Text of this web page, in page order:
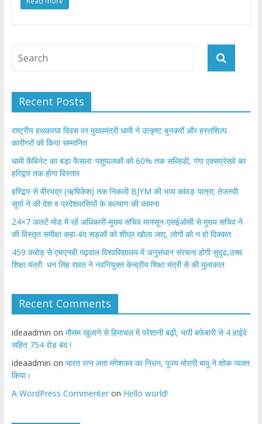
e
o
itt
Recent Posts
राष्ट्रीय हथकरघा दिवस पर मुख्यमंत्री धामी ने उत्कृष्ट बुनकरों और हस्तशिल्प
कारीगरों को किया सम्मानित
​धामी कैबिनेट का बड़ा फैसला: पशुपालकों को 60% तक सब्सिडी, गंगा एक्सप्रेसवे का
हरिद्वार तक होगा विस्तार
​हरिद्वार से वीरभद्र (ऋषिकेश) तक निकली BJYM की भव्य कांवड़ यात्रा; तेजस्वी
सूर्या ने की देश व प्रदेशवासियों के कल्याण की कामना
24×7 अलर्ट मोड में रहें अधिकारी-मुख्य सचिव मानसून-एसईओसी से मुख्य सचिव ने
की विस्तृत समीक्षा कहा-बंद सड़कों को शीघ्र खोला जाए, लोगों को न हो दिक्कत
459 करोड़ से एचएनबी गढ़वाल विश्वविद्यालय में अनुसंधान संरचना होगी सुदृढ,उच्च
शिक्षा मंत्री धन सिंह रावत ने नवनियुक्त केन्द्रीय शिक्षा मंत्री से की मुलाकात
Recent Comments
ideaadmin on मौसम खुलाने से हिमाचल मे परेशानी बढ़ी, भारी बर्फबारी से 4 हाईवे
सहित 754 रोड बंद !
ideaadmin on भारत रत्न लता मंगेशकर का निधन, पूज्य मोरारी बापू ने शोक व्यक्त
किया।
A WordPress Commenteron Hello world!